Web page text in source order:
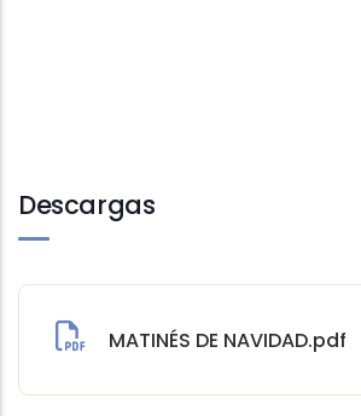
Descargas
MATINÉS DE NAVIDAD.pdf